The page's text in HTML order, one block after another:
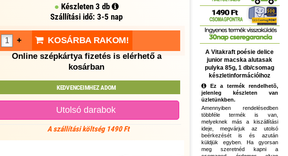
Készleten3 db
Szállítási idő: 3-5 nap
+ KOSÁRBA RAKOM!
Online szépkártya fizetés is elérhető a
kosárban
KEDVENCEIMHEZ ADOM
Utolsó darabok
A szállítási költség 1490 Ft
A Vitakraft poésie delice
junior macska alutasak
pulyka 85g, 1 db/csomag
készletinformációihoz
Ez a termék rendelhetõ,
jelenleg készleten van
üzletünkben.
Amennyiben rendelésedben
többféle termék is van,
melyeknek más a kiszállítási
ideje, megvárjuk az utolsó
beérkezését is és azután
küldjük egyben. Ha gyorsan
meg szeretnéd kapni a